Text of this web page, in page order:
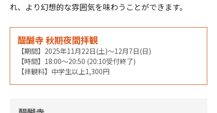
れ、より幻想的な雰囲気を味わうことができます。
醍醐寺 秋期夜間拝観
【期間】2025年11月22日(土)〜12月7日(日)
【時間】18:00～20:50 (20:10受付終了)
【拝観料】中学生以上1,300円